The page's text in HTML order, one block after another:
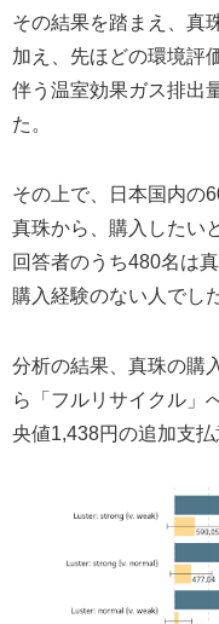
その結果を踏まえ、真
加え、先ほどの環境評
伴う温室効果ガス排出
た。
その上で、日本国内の
真珠から、購入したい
回答者のうち480名は
購入経験のない人でし
分析の結果、真珠の購
ら「フルリサイクル」
央値1,438円の追加支払